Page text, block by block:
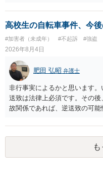
ば無罪であり、非行がないの
ます。ご参考にしてください。
高校生の自転車事件、今
#加害者（未成年） #不起訴 #強盗
2026年8月4日
肥田 弘昭 弁護士
非行事実によるかと思います
送致は法律上必須です。その
故関係であれば、逆送致の可